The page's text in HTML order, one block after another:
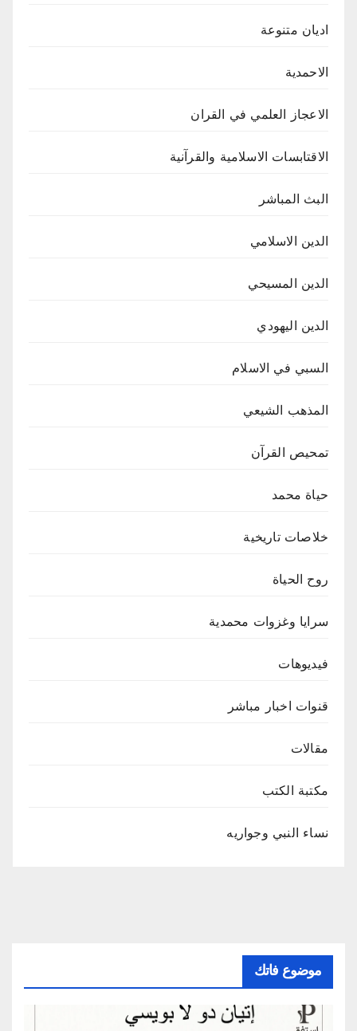
اديان متنوعة
الاحمدية
الاعجاز العلمي في القران
الاقتابسات الاسلامية والقرآنية
البث المباشر
الدين الاسلامي
الدين المسيحي
الدين اليهودي
السبي في الاسلام
المذهب الشيعي
تمحيص القرآن
حياة محمد
خلاصات تاريخية
روح الحياة
سرايا وغزوات محمدية
فيديوهات
قنوات اخبار مباشر
مقالات
مكتبة الكتب
نساء النبي وجواريه
موضوع فاتك